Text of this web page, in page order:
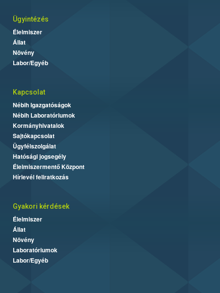
Ügyintézés
Élelmiszer
Állat
Növény
Labor/Egyéb
Kapcsolat
Nébih Igazgatóságok
Nébih Laboratóriumok
Kormányhivatalok
Sajtókapcsolat
Ügyfélszolgálat
Hatósági jogsegély
Élelmiszermentő Központ
Hírlevél feliratkozás
Gyakori kérdések
Élelmiszer
Állat
Növény
Laboratóriumok
Labor/Egyéb